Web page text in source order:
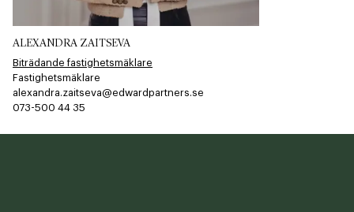
ALEXANDRA ZAITSEVA
Biträdande fastighetsmäklare
Fastighetsmäklare
alexandra.zaitseva@edwardpartners.se
073-500 44 35​​​​‌ ‍ ​‍​‍‌‍ ‌ ​‍‌‍‍‌‌‍‌ ‌‍‍‌‌‍ ‍​‍​‍​ ‍‍​‍​‍‌ ​ ‌‍​‌‌‍ ‍‌‍‍‌‌ ‌​‌ ‍‌​‍ ‍‌‍‍‌‌‍ ​‍​‍​‍ ​​‍​‍‌‍‍​‌ ​‍‌‍‌‌‌‍‌‍​‍​‍​ ‍‍​‍​‍​‍ ‌ ​ ‌ ‌​‌ ‌‌‌‍‌​‌‍‍‌‌‍ ​‍ ‌‍‍‌‌‍ ‍‌ ‌​‌‍‌‌‌‍ ‍‌ ‌​​‍ ‌‍‌‌‌‍‌​‌‍‍‌‌ ‌​​‍ ‌‍ ‌‌‍ ‌‍‌​‌‍‌‌​ ‌‌ ​​‌ ​‍‌‍‌‌‌ ​ ‌‍‌‌‌‍ ‍‌ ‌​‌‍​‌‌ ‌​‌‍‍‌‌‍ ‌‍ ‍​ ‍ ‌‍‍‌‌‍‌​​ ‌‌​‍​‌​​‌‌​ ‍‌​‌‌​ ‌​​ ‌ ​ ‌‍​ ​‍​ ​‍​ ​‍​ ‌ ‌​​‍‌​​‌​ ​‌‌​​ ​ ‌​​ ​‍‌​​‌​ ​‌‌​​‍​ ​‍‌​​ ‌​‌‌‌​‌‌​ ‌​​ ‌‌‌​​‌​ ‌‍​ ​‌‌​​‌​ ​‍​ ‍‌​ ‌ ​ ​‌​ ​​​ ‍ ‌ ‌​‌ ‍‌‌ ​​‌‍‌‌​ ‌‌‍‌‌‌‍ ‌‌ ​​‌‍ ​‌‍ ‌ ‍‌‌‍‌‌‌‍‌‌​ ‍ ‌ ​​‌‍​‌‌ ‌​‌‍‍​​ ‌‌‍​ ‌ ​‍‌‍ ‌​‍ ‍‌‍​ ‌‍‌‌‌‍ ​‌‍ ​‌‌​​‌‍‍​‌‍ ‌‍ ‍‌‍‌‌​ ‌‍​‍‌‍​‌‌ ​ ‌‍‌‌‌‌‌‌‌ ​‍‌‍ ​​ ‌​‍‌‌​ ​‍‌​‌‍‌ ​ ‌ ‌​‌ ‌‌‌‍‌​‌‍‍‌‌‍ ​‍‌‍‌‍‍‌‌‍‌​​ ‌‌​‍​‌​​‌‌​ ‍‌​‌‌​ ‌​​ ‌ ​ ‌‍​ ​‍​ ​‍​ ​‍​ ‌ ‌​​‍‌​​‌​ ​‌‌​​ ​ ‌​​ ​‍‌​​‌​ ​‌‌​​‍​ ​‍‌​​ ‌​‌‌‌​‌‌​ ‌​​ ‌‌‌​​‌​ ‌‍​ ​‌‌​​‌​ ​‍​ ‍‌​ ‌ ​ ​‌​ ​​​‍‌‍‌ ‌​‌ ‍‌‌ ​​‌‍‌‌​ ‌‌‍‌‌‌‍ ‌‌ ​​‌‍ ​‌‍ ‌ ‍‌‌‍‌‌‌‍‌‌​‍‌‍‌ ​​‌‍​‌‌ ‌​‌‍‍​​ ‌‌‍​ ‌ ​‍‌‍ ‌​‍ ‍‌‍​ ‌‍‌‌‌‍ ​‌‍ ​‌‌​​‌‍‍​‌‍ ‌‍ ‍‌‍‌‌​‍‌‍‌‍‍‌‌ ​ ‌​‌​‌ ​‍‌‍​‌‌‍‌‍‌ ‌​​ ‌​‍​‍‌ ‌